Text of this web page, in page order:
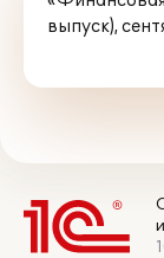
выпуск),